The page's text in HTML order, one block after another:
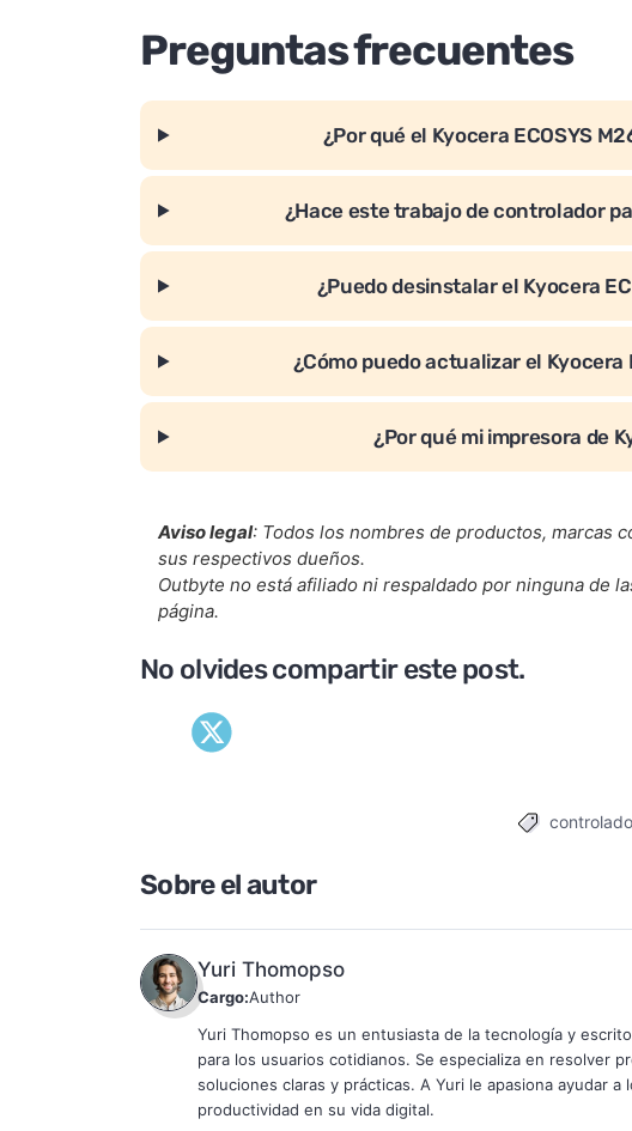
Preguntas frecuentes
¿Por qué el Kyocera ECOSYS
¿Hace este trabajo de controlador
¿Puedo desinstalar el Kyocera
¿Cómo puedo actualizar el
¿Por qué mi impresora de
Aviso legal: Todos los nombres de productos, marcas
sus respectivos dueños.
Outbyte no está afiliado ni respaldado por ninguna de
página.
No olvides compartir este post.
Tags
Sobre el autor
Yuri Thomopso
Cargo:Author
Yuri Thomopso es un entusiasta de la tecnología y
para los usuarios cotidianos. Se especializa en resolver
soluciones claras y prácticas. A Yuri le apasiona ayudar
productividad en su vida digital.